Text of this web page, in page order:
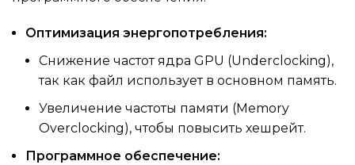
Оптимизация энергопотребления:
Снижение частот ядра GPU (Underclocking),
так как файл использует в основном память.
Увеличение частоты памяти (Memory
Overclocking), чтобы повысить хешрейт.
Программное обеспечение: